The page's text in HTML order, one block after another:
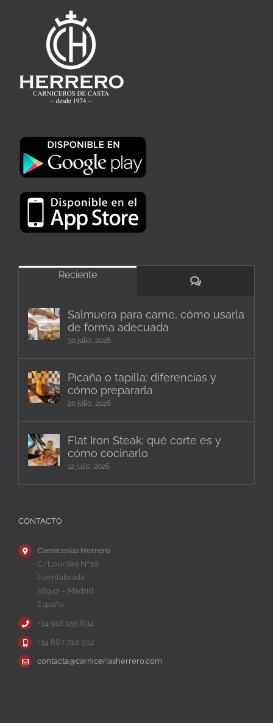
Reciente
Comentarios
Salmuera para carne, cómo usarla
de forma adecuada
30 julio, 2026
Picaña o tapilla: diferencias y
cómo prepararla
20 julio, 2026
Flat Iron Steak: qué corte es y
cómo cocinarlo
12 julio, 2026
CONTACTO
Carnicerías Herrero
C/Lourdes Nº10
Fuenlabrada
28942 – Madrid
España
+34 916 155 894
+34 687 710 592
contacta@carniceriasherrero.com